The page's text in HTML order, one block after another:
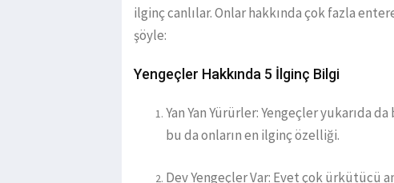
ilginç canlılar. Onlar hakkında çok fazla
şöyle:
Yengeçler Hakkında 5 İlginç Bilgi
Yan Yan Yürürler: Yengeçler yukarıda
bu da onların en ilginç özelliği.
Dev Yengeçler Var: Evet çok ürkütücü